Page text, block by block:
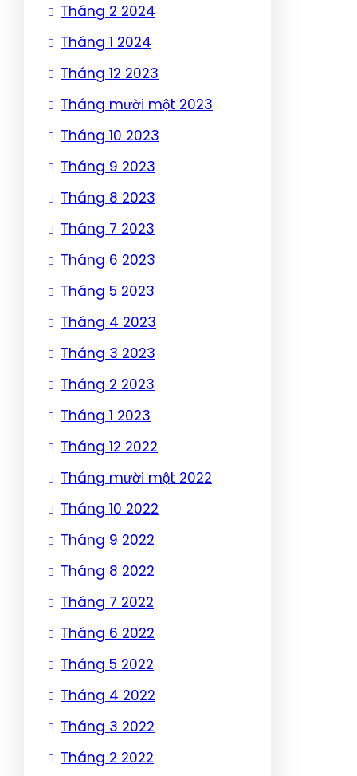
Tháng 2 2024
Tháng 1 2024
Tháng 12 2023
Tháng mười một 2023
Tháng 10 2023
Tháng 9 2023
Tháng 8 2023
Tháng 7 2023
Tháng 6 2023
Tháng 5 2023
Tháng 4 2023
Tháng 3 2023
Tháng 2 2023
Tháng 1 2023
Tháng 12 2022
Tháng mười một 2022
Tháng 10 2022
Tháng 9 2022
Tháng 8 2022
Tháng 7 2022
Tháng 6 2022
Tháng 5 2022
Tháng 4 2022
Tháng 3 2022
Tháng 2 2022